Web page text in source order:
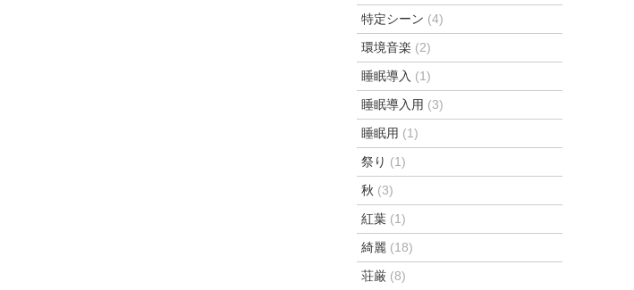
特定シーン (4)
環境音楽 (2)
睡眠導入 (1)
睡眠導入用 (3)
睡眠用 (1)
祭り (1)
秋 (3)
紅葉 (1)
綺麗 (18)
荘厳 (8)